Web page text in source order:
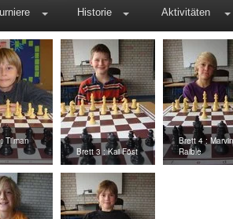
Historie Aktivitäten
Tilman
Brett 3 : Kai Föst
Brett 4 : Marvin
Raible